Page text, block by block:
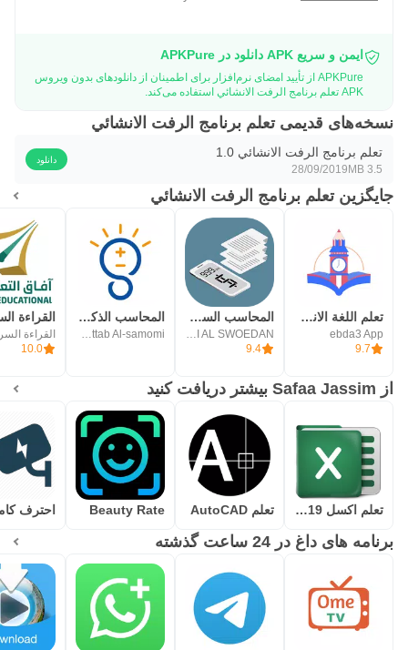
ایمن و سریع APK دانلود در APKPure
APKPure از تأیید امضای نرم‌افزار برای اطمینان از دانلودهای بدون ویروس
APK تعلم برنامج الرفت الانشائي استفاده می‌کند.
نسخه‌های قدیمی تعلم برنامج الرفت الانشائي
تعلم برنامج الرفت الانشائي 1.0
3.5 MB
28/09/2019
دانلود
جایگزین تعلم برنامج الرفت الانشائي
تعلم اللغة الانجليزية باتقان
ebda3 App
9.7
المحاسب السهل فواتير ديون
FADI AL SWOEDAN
9.4
المحاسب الذكي برو
Khattab Al-samomi
القراءة
القراءة
10.0
از Safaa Jassim بیشتر دریافت کنید
تعلم اكسل 2019 تعلم AutoCAD Beauty Rate
برنامه های داغ در 24 ساعت گذشته